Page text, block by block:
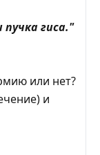
гиса."
или нет?
и